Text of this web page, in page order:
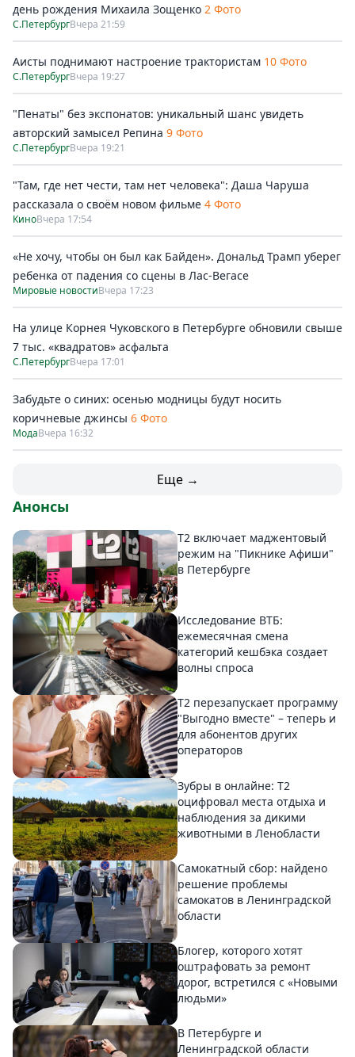
день рождения Михаила Зощенко 2 Фото
С.ПетербургВчера 21:59
Аисты поднимают настроение трактористам 10 Фото
С.ПетербургВчера 19:27
"Пенаты" без экспонатов: уникальный шанс увидеть
авторский замысел Репина 9 Фото
С.ПетербургВчера 19:21
"Там, где нет чести, там нет человека": Даша Чаруша
рассказала о своём новом фильме 4 Фото
КиноВчера 17:54
«Не хочу, чтобы он был как Байден». Дональд Трамп уберег
ребенка от падения со сцены в Лас-Вегасе
Мировые новостиВчера 17:23
На улице Корнея Чуковского в Петербурге обновили свыше
7 тыс. «квадратов» асфальта
С.ПетербургВчера 17:01
Забудьте о синих: осенью модницы будут носить
коричневые джинсы 6 Фото
МодаВчера 16:32
Еще →
Анонсы
Т2 включает маджентовый
режим на "Пикнике Афиши"
в Петербурге
Исследование ВТБ:
ежемесячная смена
категорий кешбэка создает
волны спроса
Т2 перезапускает программу
"Выгодно вместе" – теперь и
для абонентов других
операторов
Зубры в онлайне: Т2
оцифровал места отдыха и
наблюдения за дикими
животными в Ленобласти
Самокатный сбор: найдено
решение проблемы
самокатов в Ленинградской
области
Блогер, которого хотят
оштрафовать за ремонт
дорог, встретился с «Новыми
людьми»
В Петербурге и
Ленинградской области